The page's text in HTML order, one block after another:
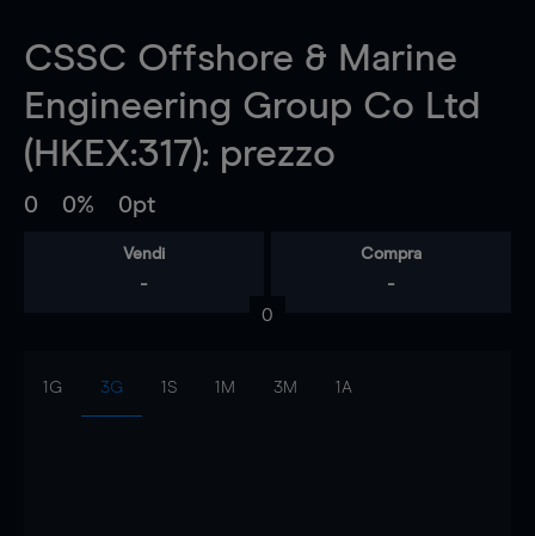
CSSC Offshore & Marine
Engineering Group Co Ltd
(HKEX:317): prezzo
0 0% 0pt
Vendi
-
Compra
-
0
1G 3G 1S 1M 3M 1A